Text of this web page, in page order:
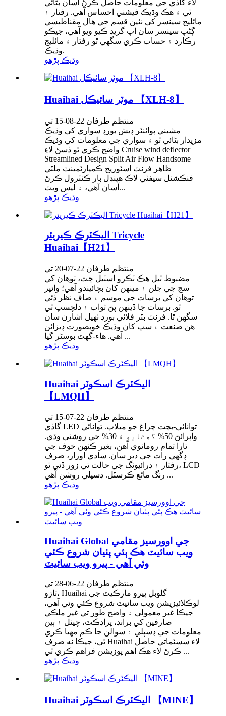
لاء گاڏي جي معلومات حاصل ڪرڻ آسان بڻائي
ٿي ۽ هڪ وڌيڪ فيشني احساس آهي. رفتار ۽
مائليج سينسر کي نئين قسم جي هال مقناطيسي
ڳڻپ سينسر سان اپ گريڊ ڪيو ويو آهي، جيڪو
رڪارڊ ۽ حساب ڪري سگھي ٿو رفتار ۽ مائليج
وڌيڪ.
وڌيڪ پڙهو
Huaihai موٽر سائيڪل 【XLH-8】
منتظم طرفان 22-08-15 تي
مشيني پوائنٽر ڊيش بورڊ سواري کي وڌيڪ
مزيدار بڻائي ٿو ۽ سواري جي معلومات کي وڌيڪ
واضح ڪري ٿو ڏسڻ لاءِ Cruise wind deflector
Streamlined Design Split Air Flow Handsome
ظاھر فرنٽ اسٽوريج ڪمپارٽمينٽ ملٽي
فنڪشنل سيفٽي لاڪ ھينڊل بار ڪنٽرول ڪرڻ
آسان آھي، ۽ ليس ويٽ...
وڌيڪ پڙهو
اليڪٽرڪ ڪيريئر Tricycle
Huaihai【H21】
منتظم طرفان 22-07-20 تي
مضبوط ٿيل هڪ ٽڪرو اسٽيل ڇت، توهان کي
سج جي جلن ۽ مينهن کان بچائيندو آهي؛ وائپر
توهان کي برسات جي موسم ۾ صاف نظر ڏئي
ٿو. برسات جا ڏينهن پڻ ثواب ۽ دلچسپ ٿي
سگهن ٿا. فرنٽ بٽر فلائي بورڊ ٺھيل اشارن سان
ھن صنعت ۾ سڀ کان وڌيڪ خوبصورت ڊيزائن
آھي. هاء-گهٽ بوسٹر گيا ...
وڌيڪ پڙهو
Huaihai اليڪٽرڪ اسڪوٽر
【LMQH】
منتظم طرفان 22-07-15 تي
گاڏي LED توانائي-بچت چراغ جو ميلاپ. توانائي
واپرائڻ 50% گھٽايو ۽ 30% جي روشني وڌي.
تارا تمام رومانوي آهن، بغير ڪنهن خوف جي
ڊگهي رات جي دير سان. سادي اوزار، صرف
رفتار ۽ ڊرائيونگ جي حالت تي زور ڏئي ٿو، LCD
رنگ مائع ڪرسٽل. ڊسپلي روشن آهي ...
وڌيڪ پڙهو
Huaihai Global جي اوورسيز مقامي
ويب سائيٽ هڪ ٻئي پٺيان شروع ڪئي
وئي آهي - پيرو ويب سائيٽ
منتظم طرفان 22-06-28 تي
تازو، Huaihai گلوبل پيرو مارڪيٽ جي
لوڪلائيزيشن ويب سائيٽ شروع ڪئي وئي آهي،
جيڪا غير معمولي ۽ واضح طور تي غير ملڪي
صارفين کي برانڊ، پراڊڪٽ، چينل ۽ ٻين
معلومات جي ڊسپلي ۽ سوالن جا ڪم مهيا ڪري
ٿي، جيڪا نه صرف Huaihai لاء سسٽماتي حاصل
ڪرڻ لاء هڪ اهم پوزيشن فراهم ڪري ٿي ...
وڌيڪ پڙهو
Huaihai اليڪٽرڪ اسڪوٽر 【MINE】